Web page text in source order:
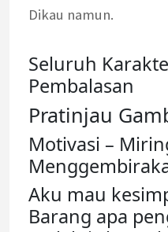
Dikau namun.
Seluruh
Pembalasan
Pratinjau
Motivasi –
Aku mau
Barang apa